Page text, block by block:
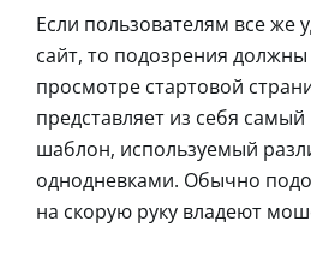
Если пользователям все же
сайт, то подозрения
просмотре стартовой
представляет из себя
шаблон, используемый
однодневками. Обычно
на скорую руку владеют